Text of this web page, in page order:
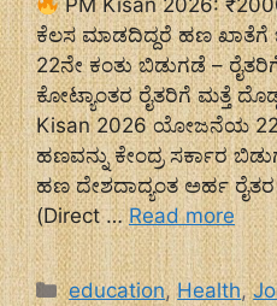
PM Kisan 2026:
ಕೆಲಸ ಮಾಡದಿದ್ದರೆ ಹಣ
22ನೇ ಕಂತು ಬಿಡುಗಡೆ –
ಕೋಟ್ಯಾಂತರ ರೈತರಿಗೆ ಮತ್ತೆ
Kisan 2026 ಯೋಜನೆಯ
ಹಣವನ್ನು ಕೇಂದ್ರ ಸರ್ಕಾರ
ಹಣ ದೇಶದಾದ್ಯಂತ ಅರ್ಹ
(Direct …Read more
Categories
education,Health,